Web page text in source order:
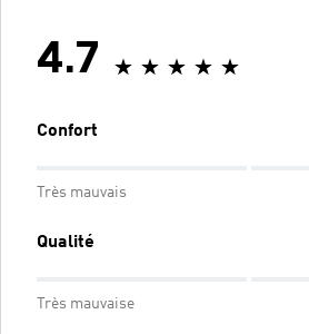
4.7
Confort
Très mauvais
Qualité
Très mauvaise